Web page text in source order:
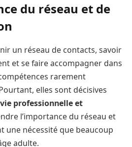
du réseau et de
un réseau de contacts, savoir
et se faire accompagner dans
rarement
elles sont décisives
professionnelle et
l’importance du réseau et
une nécessité que beaucoup
adulte.